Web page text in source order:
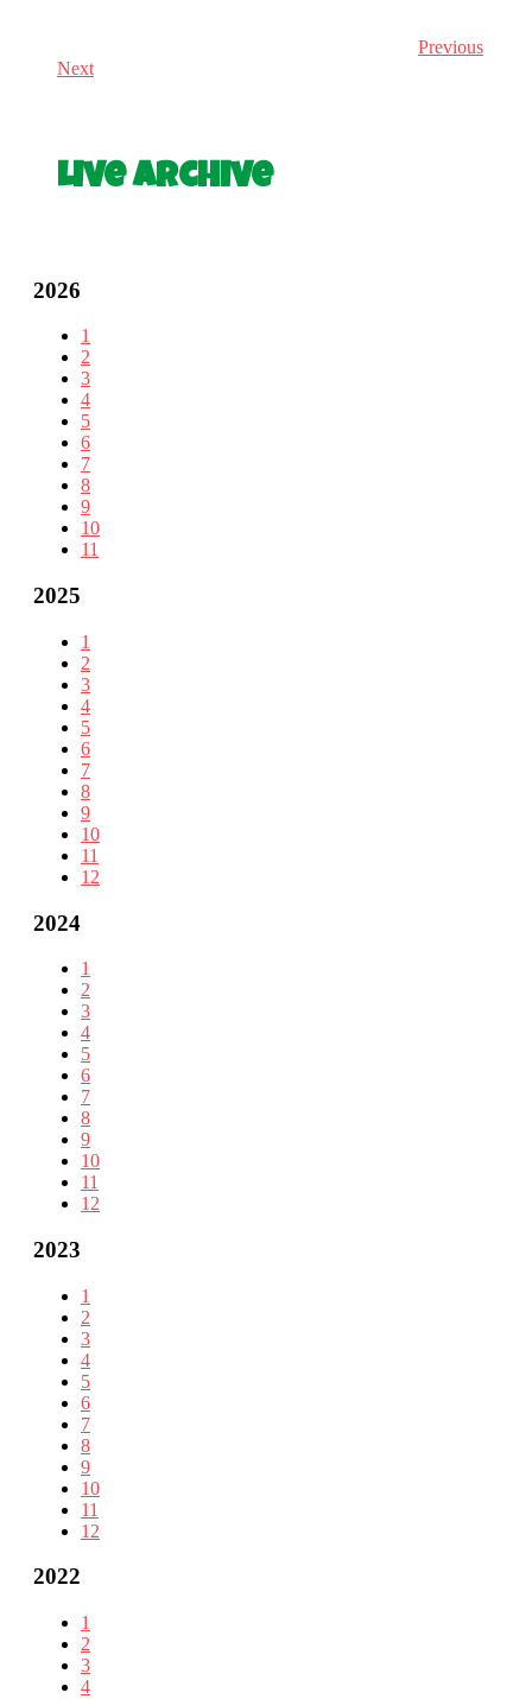
Previous
Next
Live Archive
2026
1
2
3
4
5
6
7
8
9
10
11
2025
1
2
3
4
5
6
7
8
9
10
11
12
2024
1
2
3
4
5
6
7
8
9
10
11
12
2023
1
2
3
4
5
6
7
8
9
10
11
12
2022
1
2
3
4